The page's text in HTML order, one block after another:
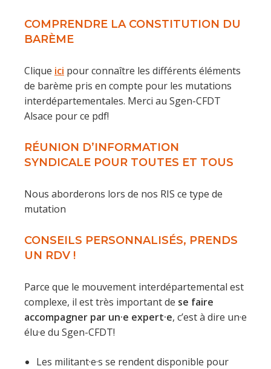
COMPRENDRE LA CONSTITUTION DU
BARÈME
Clique ici pour connaître les différents éléments
de barème pris en compte pour les mutations
interdépartementales. Merci au Sgen-CFDT
Alsace pour ce pdf!
RÉUNION D’INFORMATION
SYNDICALE POUR TOUTES ET TOUS
Nous aborderons lors de nos RIS ce type de
mutation
CONSEILS PERSONNALISÉS, PRENDS
UN RDV !
Parce que le mouvement interdépartemental est
complexe, il est très important de se faire
accompagner par un·e expert·e, c’est à dire un·e
élu·e du Sgen-CFDT!
Les militant·e·s se rendent disponible pour